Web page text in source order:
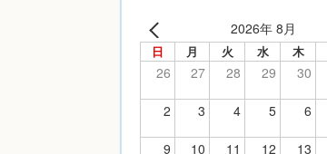
2026年 8月
日 月 火 水 木
26 27 28 29 30
2 3 4 5 6
9 10 11 12 13